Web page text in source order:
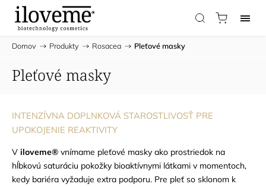
Domov / Produkty / Rosacea / Pleťové masky
Pleťové masky
INTENZÍVNA DOPLNKOVÁ STAROSTLIVOSŤ PRE
UPOKOJENIE REAKTIVITY
V iloveme® vnímame pleťové masky ako prostriedok na
hĺbkovú saturáciu pokožky bioaktívnymi látkami v momentoch,
kedy bariéra vyžaduje extra podporu. Pre pleť so sklonom k